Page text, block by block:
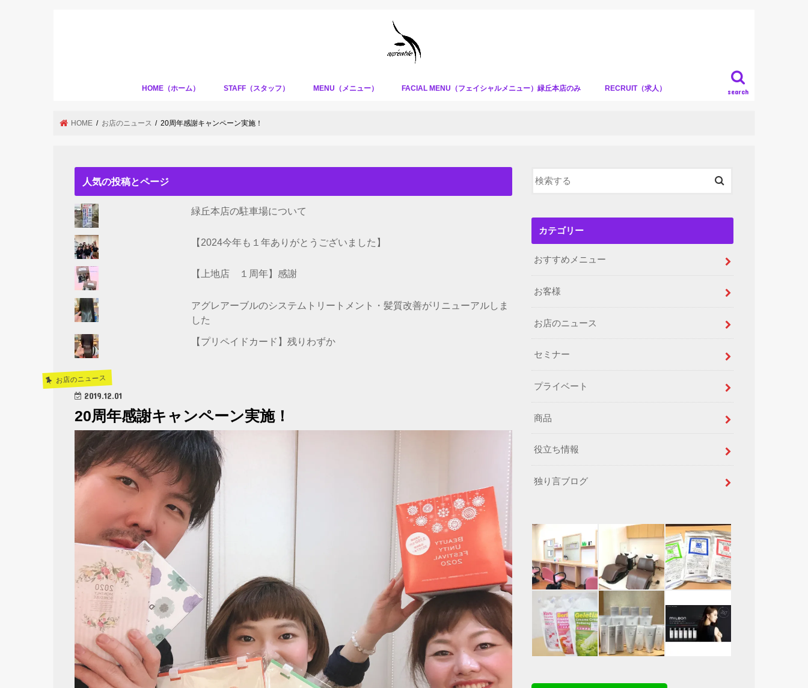
search
HOME（ホーム） STAFF（スタッフ） MENU（メニュー） FACIAL MENU（フェイシャルメニュー）緑丘本店のみ RECRUIT（求人）
HOME お店のニュース 20周年感謝キャンペーン実施！
人気の投稿とページ
緑丘本店の駐車場について
【2024今年も１年ありがとうございました】
【上地店 １周年】感謝
アグレアーブルのシステムトリートメント・髪質改善がリニューアルしま
した
【プリペイドカード】残りわずか
お店のニュース
2019.12.01
20周年感謝キャンペーン実施！
カテゴリー
おすすめメニュー
お客様
お店のニュース
セミナー
プライベート
商品
役立ち情報
独り言ブログ